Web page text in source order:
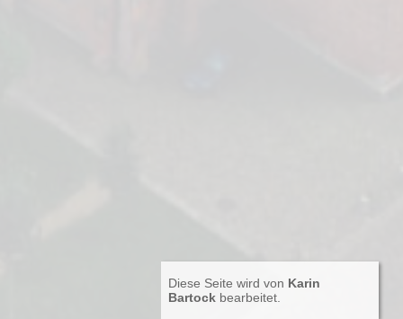
Diese Seite wird von Karin
Bartock bearbeitet.